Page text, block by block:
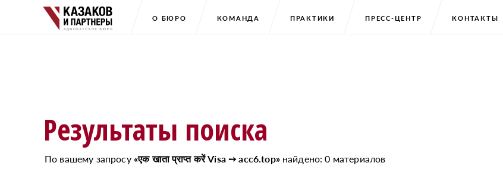
О БЮРО КОМАНДА ПРАКТИКИ ПРЕСС-ЦЕНТР КОНТАКТЫ
Результаты поиска
По вашему запросу «एक खाता प्राप्त करें Visa ➙ acc6.top»найдено: 0 материалов